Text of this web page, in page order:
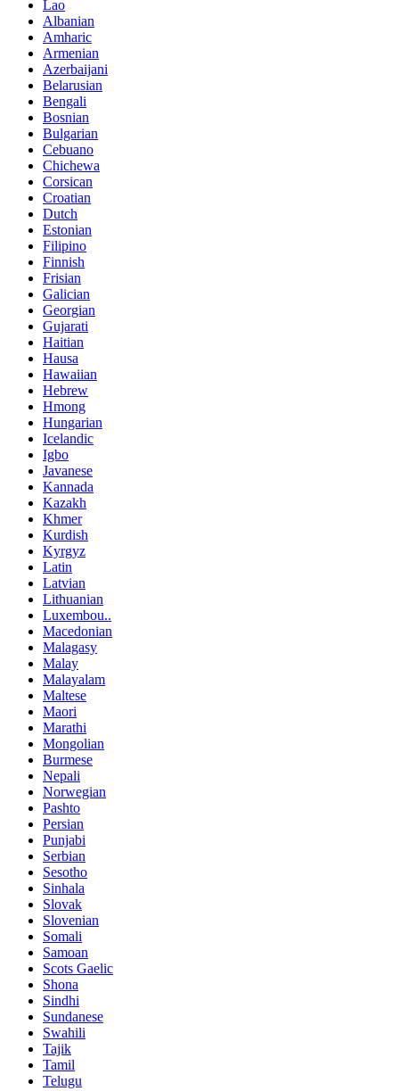
Lao
Albanian
Amharic
Armenian
Azerbaijani
Belarusian
Bengali
Bosnian
Bulgarian
Cebuano
Chichewa
Corsican
Croatian
Dutch
Estonian
Filipino
Finnish
Frisian
Galician
Georgian
Gujarati
Haitian
Hausa
Hawaiian
Hebrew
Hmong
Hungarian
Icelandic
Igbo
Javanese
Kannada
Kazakh
Khmer
Kurdish
Kyrgyz
Latin
Latvian
Lithuanian
Luxembou..
Macedonian
Malagasy
Malay
Malayalam
Maltese
Maori
Marathi
Mongolian
Burmese
Nepali
Norwegian
Pashto
Persian
Punjabi
Serbian
Sesotho
Sinhala
Slovak
Slovenian
Somali
Samoan
Scots Gaelic
Shona
Sindhi
Sundanese
Swahili
Tajik
Tamil
Telugu